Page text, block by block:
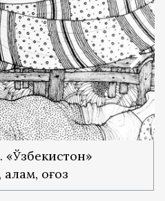
қоғоз